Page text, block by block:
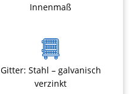
Innenmaß
Gitter: Stahl – galvanisch
verzinkt